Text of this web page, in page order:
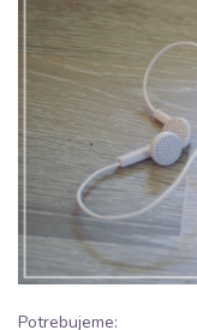
Potrebujeme: